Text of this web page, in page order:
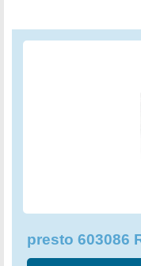
Lackaerosole
beeinträchtigen. Der
Schutzschicht, die
korrosiv wirkt. Mit
erhalten Sie ein
leistungsstarken
Rostumwandlung.
alle, die ihre
somit ihre